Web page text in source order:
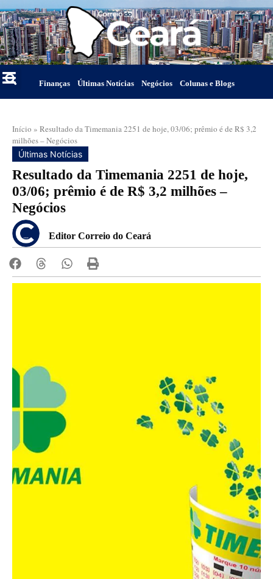
Finanças Últimas Notícias Negócios Colunas e Blogs
Início » Resultado da Timemania 2251 de hoje, 03/06; prêmio é de R$ 3,2
milhões – Negócios
Últimas Notícias
Resultado da Timemania 2251 de hoje,
03/06; prêmio é de R$ 3,2 milhões –
Negócios
Editor Correio do Ceará